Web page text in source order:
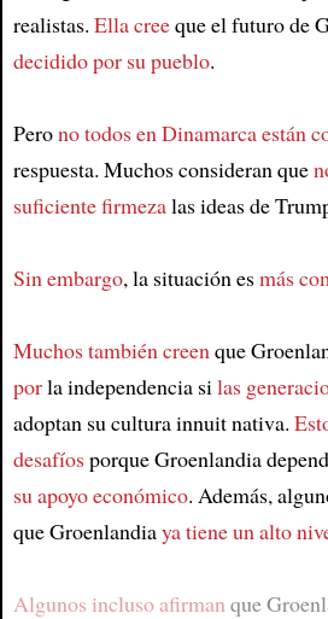
realistas. Ella creeque el futuro de
decidido por su pueblo.
Perono todos en Dinamarca están
respuesta. Muchos consideran que
suficiente firmezalas ideas de
Sin embargo, la situación esmás
Muchos también creenque
porla independencia silas
adoptan su cultura innuit nativa.
desafíosporque Groenlandia
su apoyo económico. Además,
que Groenlandiaya tiene un alto
Algunos incluso afirmanque